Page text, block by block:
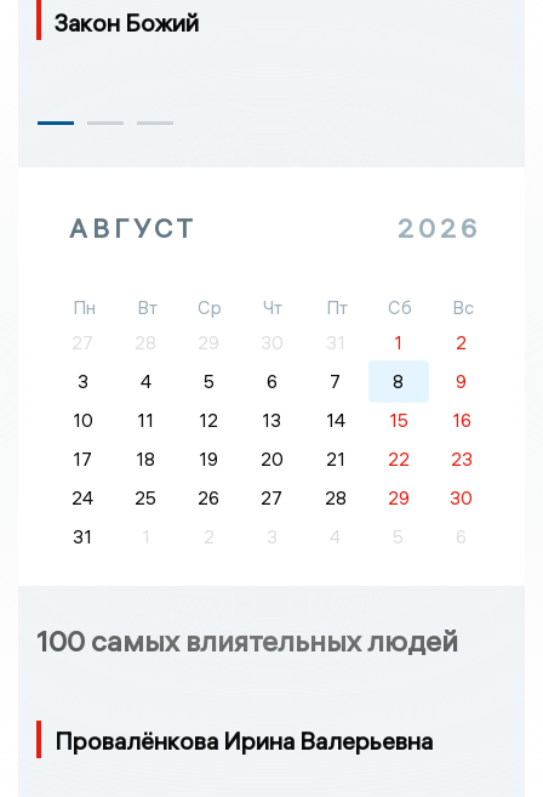
Закон Божий
АВГУСТ 2026
Пн Вт Ср Чт Пт Сб
Вс
27
28 29 30 31 1
2
3
4 5 6 7 8
9
10
11 12 13 14 15
16
17
18 19 20 21 22
23
24
25 26 27 28 29
30
31
1 2 3 4 5 6
100 самых влиятельных людей
Провалёнкова Ирина Валерьевна